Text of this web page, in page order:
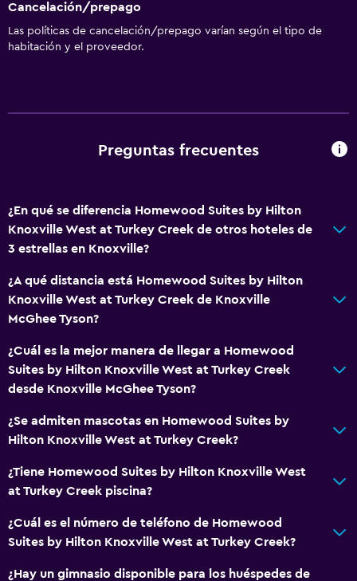
Aire acondicionado
Sistema de entretenimiento
Salud y seguridad
Botiquín de primeros auxilios
Cámaras CCTV en zonas comunes
Cámaras CCTV en el exterior
Caja fuerte
Salas de conferencia
Instalaciones para reuniones
Recepción 24 horas
General
Cancelación/prepago
Las políticas de cancelación/prepago varían según el tipo de
habitación y el proveedor.
Preguntas frecuentes
¿En qué se diferencia Homewood Suites by Hilton
Knoxville West at Turkey Creek de otros hoteles de
3 estrellas en Knoxville?
¿A qué distancia está Homewood Suites by Hilton
Knoxville West at Turkey Creek de Knoxville
McGhee Tyson?
¿Cuál es la mejor manera de llegar a Homewood
Suites by Hilton Knoxville West at Turkey Creek
desde Knoxville McGhee Tyson?
¿Se admiten mascotas en Homewood Suites by
Hilton Knoxville West at Turkey Creek?
¿Tiene Homewood Suites by Hilton Knoxville West
at Turkey Creek piscina?
¿Cuál es el número de teléfono de Homewood
Suites by Hilton Knoxville West at Turkey Creek?
¿Hay un gimnasio disponible para los huéspedes de